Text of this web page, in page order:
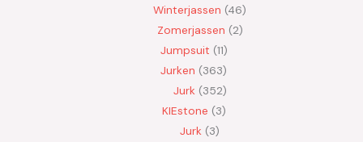
Winterjassen 46
Zomerjassen 2
Jumpsuit 11
Jurken 363
Jurk 352
KIEstone 3
Jurk 3